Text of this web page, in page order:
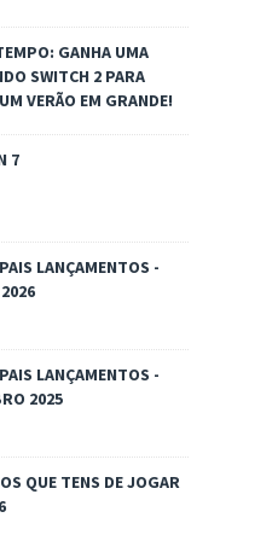
GANHA UMA
SWITCH 2 PARA
VERÃO EM GRANDE!
7
LANÇAMENTOS -
LANÇAMENTOS -
2025
QUE TENS DE JOGAR